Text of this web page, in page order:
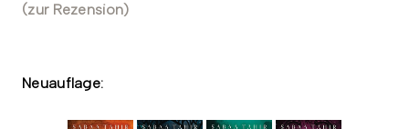
(zur Rezension)
Neuauflage: